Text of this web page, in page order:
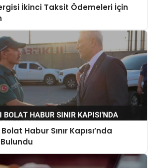
İkinci Taksit Ödemeleri İçin
Habur Sınır Kapısı’nda